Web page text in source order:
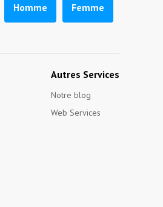
Homme Femme
Autres Services
Notre blog
Web Services